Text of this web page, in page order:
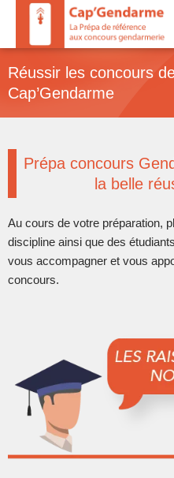
contenu
Réussir les concours
Cap’Gendarme
Prépa concours
la belle
Au cours de votre préparation,
discipline ainsi que des
vous accompagner et vous
concours.